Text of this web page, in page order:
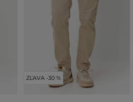
ZĽAVA -30 %